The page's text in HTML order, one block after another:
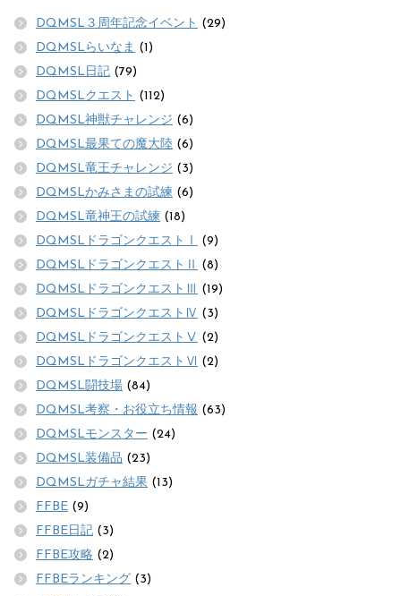
DQMSL３周年記念イベント (29)
DQMSLらいなま (1)
DQMSL日記 (79)
DQMSLクエスト (112)
DQMSL神獣チャレンジ (6)
DQMSL最果ての魔大陸 (6)
DQMSL竜王チャレンジ (3)
DQMSLかみさまの試練 (6)
DQMSL竜神王の試練 (18)
DQMSLドラゴンクエストⅠ
(9)
DQMSLドラゴンクエストⅡ (8)
DQMSLドラゴンクエストⅢ (19)
DQMSLドラゴンクエストⅣ (3)
DQMSLドラゴンクエストⅤ (2)
DQMSLドラゴンクエストⅥ (2)
DQMSL闘技場 (84)
DQMSL考察・お役立ち情報 (63)
DQMSLモンスター (24)
DQMSL装備品 (23)
DQMSLガチャ結果 (13)
FFBE (9)
FFBE日記 (3)
FFBE攻略 (2)
FFBEランキング (3)